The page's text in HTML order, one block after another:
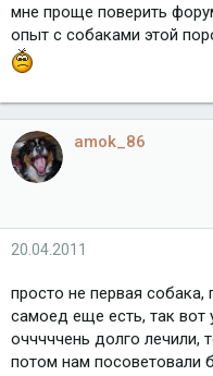
мне проще поверить
опыт с собаками этой
amok_86
20.04.2011
просто не первая
самоед еще есть, так вот
очччччень долго лечили,
потом нам посоветовали